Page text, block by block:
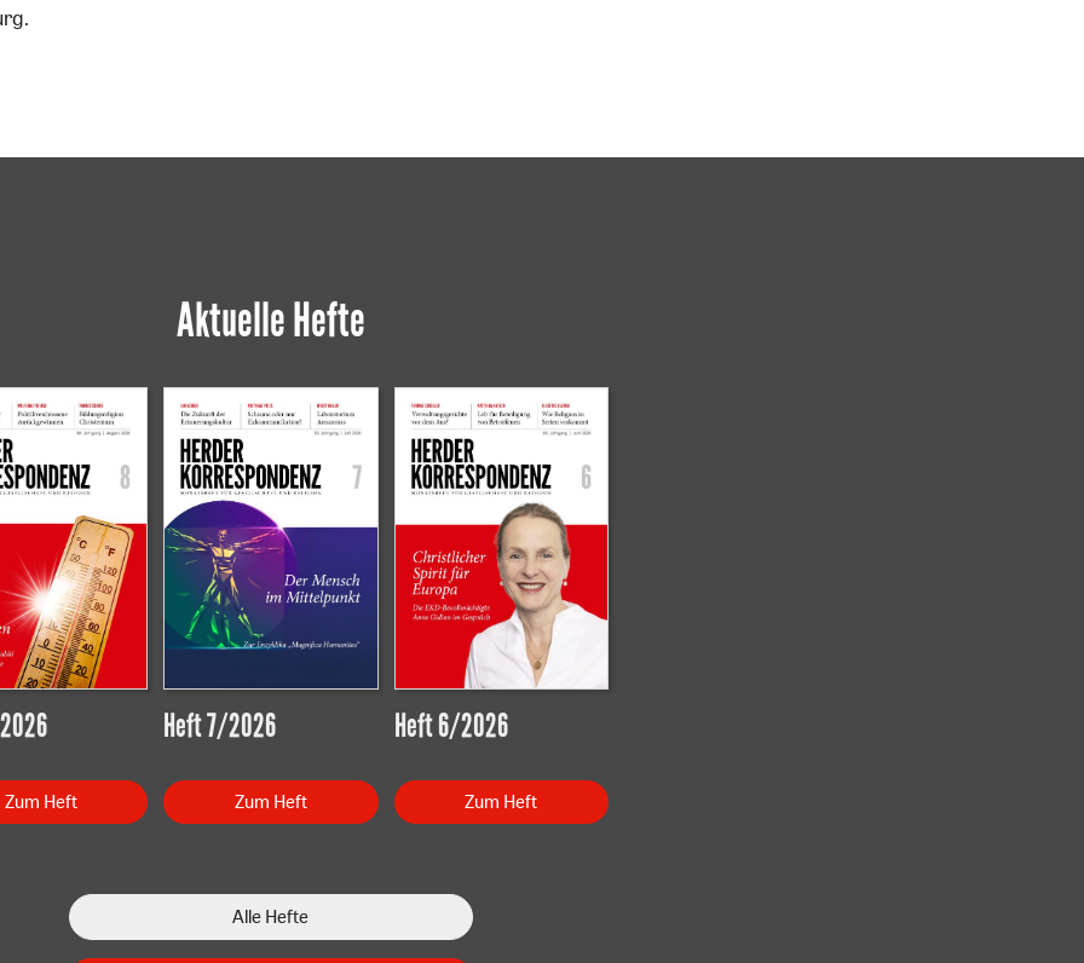
Aktuelle Hefte
Zum Heft
Heft 7/2026
Zum Heft
Heft 6/2026
Zum Heft
Alle Hefte